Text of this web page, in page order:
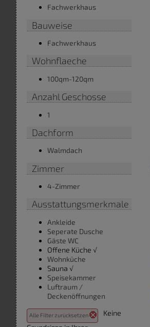
Fachwerkhaus
Bauweise
Fachwerkhaus
Wohnflaeche
100qm-120qm
Anzahl Geschosse
1
Dachform
Walmdach
Zimmer
4-Zimmer
Ausstattungsmerkmale
Ankleide
Seperate Dusche
Gäste WC
Offene Küche √
Wohnküche
Sauna √
Speisekammer
Luftraum /
Deckenöffnungen
Alle Filter zurücksetzen
Keine